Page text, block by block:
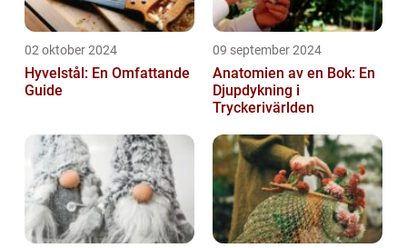
02 oktober 2024
Hyvelstål: En Omfattande
Guide
09 september 2024
Anatomien av en Bok: En
Djupdykning i
Tryckerivärlden